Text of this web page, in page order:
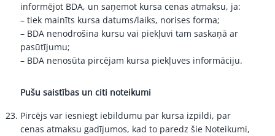
informējot BDA, un saņemot kursa cenas atmaksu, ja:
– tiek mainīts kursa datums/laiks, norises forma;
– BDA nenodrošina kursu vai piekļuvi tam saskaņā ar
pasūtījumu;
– BDA nenosūta pircējam kursa piekļuves informāciju.
Pušu saistības un citi noteikumi
Pircējs var iesniegt iebildumu par kursa izpildi, par
cenas atmaksu gadījumos, kad to paredz šie Noteikumi,